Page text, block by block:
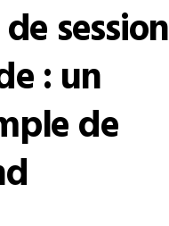
session
: un
de